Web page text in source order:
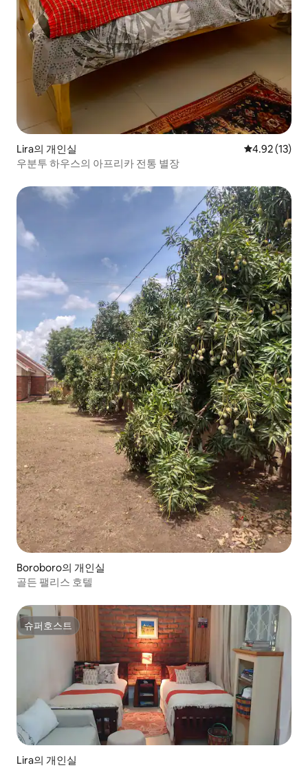
Lira의 개인실 평점 4.92점
4.92 (13)
우분투 하우스의 아프리카 전통 별장
Boroboro의 개인실
골든 팰리스 호텔
슈퍼호스트
슈퍼호스트
Lira의 개인실